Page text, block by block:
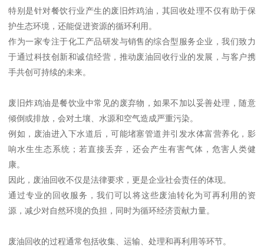
特别是针对餐饮行业产生的废旧炸鸡油，其回收处理不仅有助于保
护生态环境，还能促进资源的循环利用。
作为一家专注于化工产品研发与销售的综合型服务企业，我们致力
于通过科技创新和诚信经营，推动废油回收行业的发展，与客户携
手共创可持续的未来。
废旧炸鸡油是餐饮业中常见的废弃物，如果不加以妥善处理，随意
倾倒或排放，会对土壤、水源和空气造成严重污染。
例如，废油进入下水道后，可能堵塞管道并引发水体富营养化，影
响水生生态系统；若直接丢弃，还会产生有害气体，危害人类健
康。
因此，废油回收不仅是法律要求，更是企业社会责任的体现。
通过专业的回收服务，我们可以将这些废油转化为可再利用的资
源，减少对自然环境的负担，同时为循环经济贡献力量。
废油回收的过程通常包括收集、运输、处理和再利用等环节。